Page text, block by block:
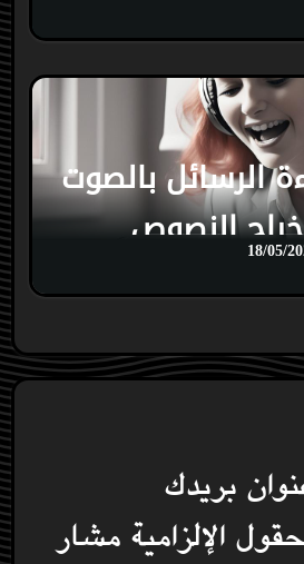
الرسائل بالصوت
النصوص
18/05/
بريدك
الإلزامية مشار